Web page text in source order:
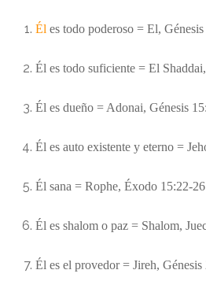
Él es todo poderoso = El, Génesis
Él es todo suficiente = El Shaddai,
Él es dueño = Adonai, Génesis
Él es auto existente y eterno =
Él sana = Rophe, Éxodo 15:22-26
Él es shalom o paz = Shalom,
Él es el provedor = Jireh, Génesis